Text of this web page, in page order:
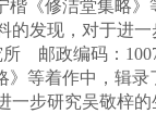
楷《修洁堂集略
发现，对于进
邮政编码：
》等着作中，辑
步研究吴敬梓的